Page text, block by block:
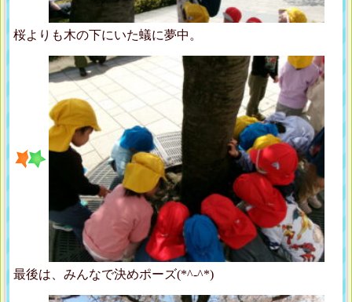
桜よりも木の下にいた蟻に夢中。
最後は、みんなで決めポーズ(*^-^*)